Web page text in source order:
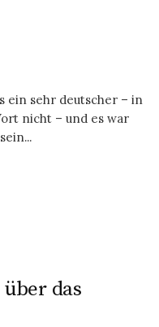
ein sehr deutscher – in
nicht – und es war
das